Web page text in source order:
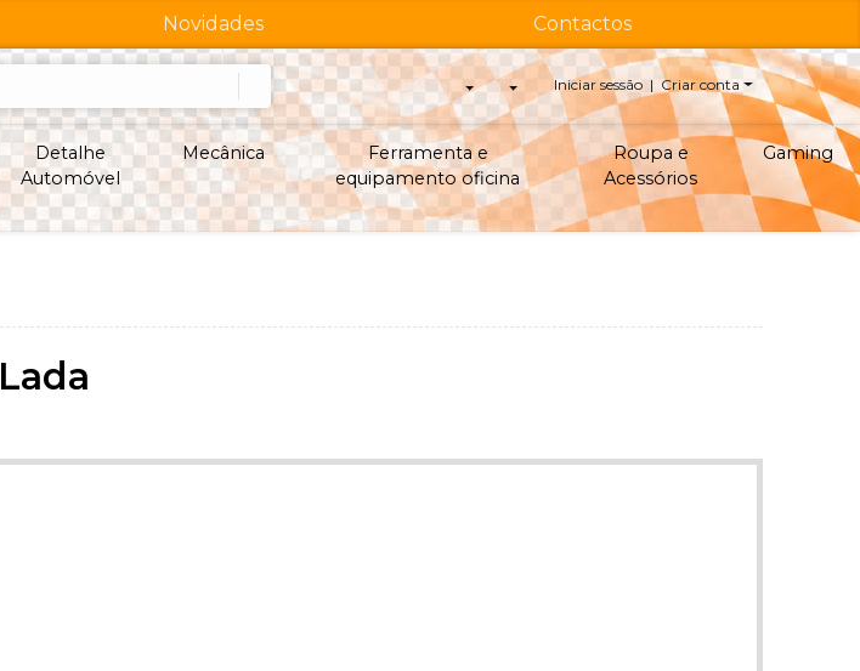
Novidades Contactos
Iniciar sessão | Criar conta
Detalhe
Automóvel
Mecânica
Ferramenta e
equipamento oficina
Roupa e
Acessórios
Gaming
Lada